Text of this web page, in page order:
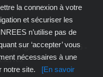
© 2007 - 2026 -
la connexion à votre
et sécuriser les
n’utilise pas de
sur ‘accepter’ vous
nécessaires à une
notre site.
[En savoir